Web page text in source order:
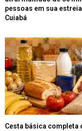
pessoas em sua
Cuiabá
Cesta básica completa